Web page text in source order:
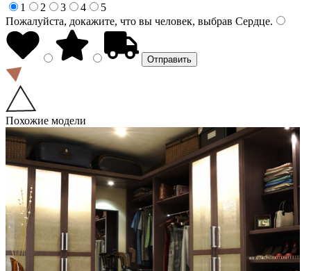
1
2 3 4
5
Пожалуйста, докажите, что вы человек, выбрав Сердце.
Похожие модели